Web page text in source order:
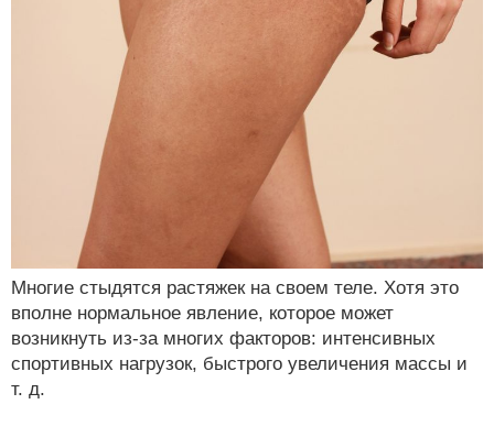
Многие стыдятся растяжек на своем теле. Хотя это
вполне нормальное явление, которое может
возникнуть из-за многих факторов: интенсивных
спортивных нагрузок, быстрого увеличения массы и
т. д.